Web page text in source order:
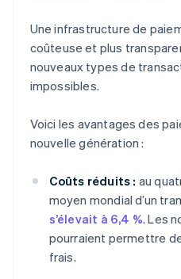
Une infrastructure de
coûteuse et plus
nouveaux types de
impossibles.
Voici les avantages des
nouvelle génération :
Coûts réduits : au
moyen mondial d’un
s’élevait à 6,4 %. Les
pourraient permettre
frais.